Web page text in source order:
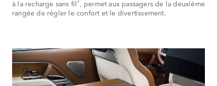
à la recharge sans fil
, permet aux passagers de la deuxième
rangée de régler le confort et le divertissement.